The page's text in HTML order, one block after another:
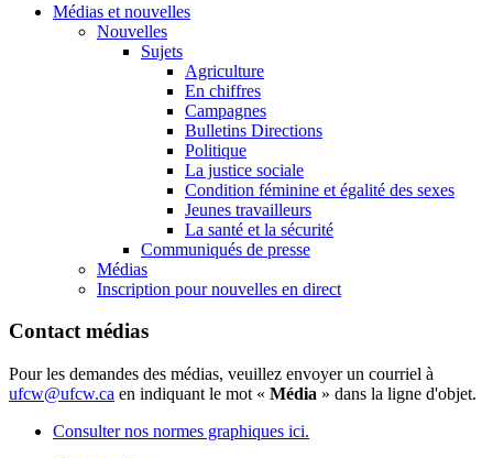
Médias et nouvelles
Nouvelles
Sujets
Agriculture
En chiffres
Campagnes
Bulletins Directions
Politique
La justice sociale
Condition féminine et égalité des sexes
Jeunes travailleurs
La santé et la sécurité
Communiqués de presse
Médias
Inscription pour nouvelles en direct
Contact médias
Pour les demandes des médias, veuillez envoyer un courriel à
ufcw@ufcw.ca en indiquant le mot « Média » dans la ligne d'objet.
Consulter nos normes graphiques ici.